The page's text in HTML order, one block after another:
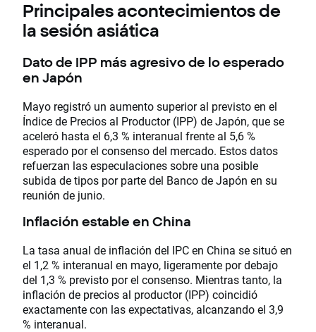
Principales acontecimientos de
la sesión asiática
Dato de IPP más agresivo de lo esperado
en Japón
Mayo registró un aumento superior al previsto en el
Índice de Precios al Productor (IPP) de Japón, que se
aceleró hasta el 6,3 % interanual frente al 5,6 %
esperado por el consenso del mercado. Estos datos
refuerzan las especulaciones sobre una posible
subida de tipos por parte del Banco de Japón en su
reunión de junio.
Inflación estable en China
La tasa anual de inflación del IPC en China se situó en
el 1,2 % interanual en mayo, ligeramente por debajo
del 1,3 % previsto por el consenso. Mientras tanto, la
inflación de precios al productor (IPP) coincidió
exactamente con las expectativas, alcanzando el 3,9
% interanual.